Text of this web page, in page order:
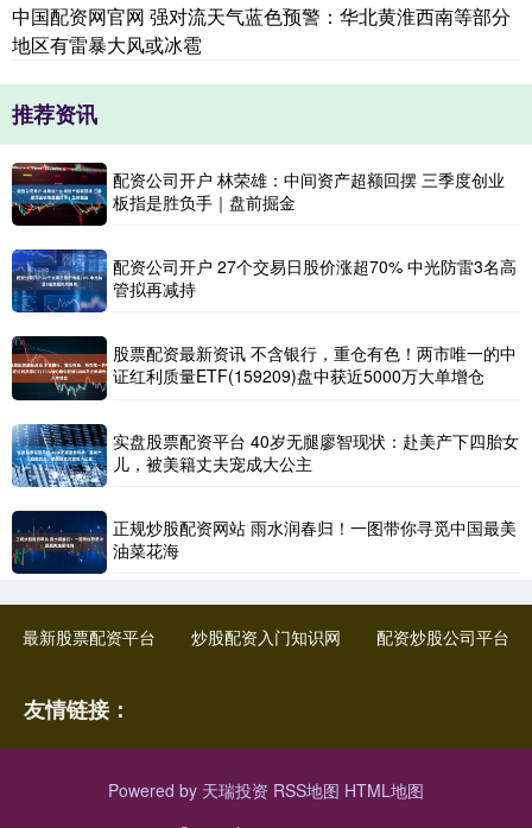
中国配资网官网 强对流天气蓝色预警：华北黄淮西南等部分
地区有雷暴大风或冰雹
推荐资讯
配资公司开户 林荣雄：中间资产超额回摆 三季度创业
板指是胜负手｜盘前掘金
配资公司开户 27个交易日股价涨超70% 中光防雷3名高
管拟再减持
股票配资最新资讯 不含银行，重仓有色！两市唯一的中
证红利质量ETF(159209)盘中获近5000万大单增仓
实盘股票配资平台 40岁无腿廖智现状：赴美产下四胎女
儿，被美籍丈夫宠成大公主
正规炒股配资网站 雨水润春归！一图带你寻觅中国最美
油菜花海
最新股票配资平台 炒股配资入门知识网 配资炒股公司平台
友情链接：
Powered by 天瑞投资 RSS地图 HTML地图